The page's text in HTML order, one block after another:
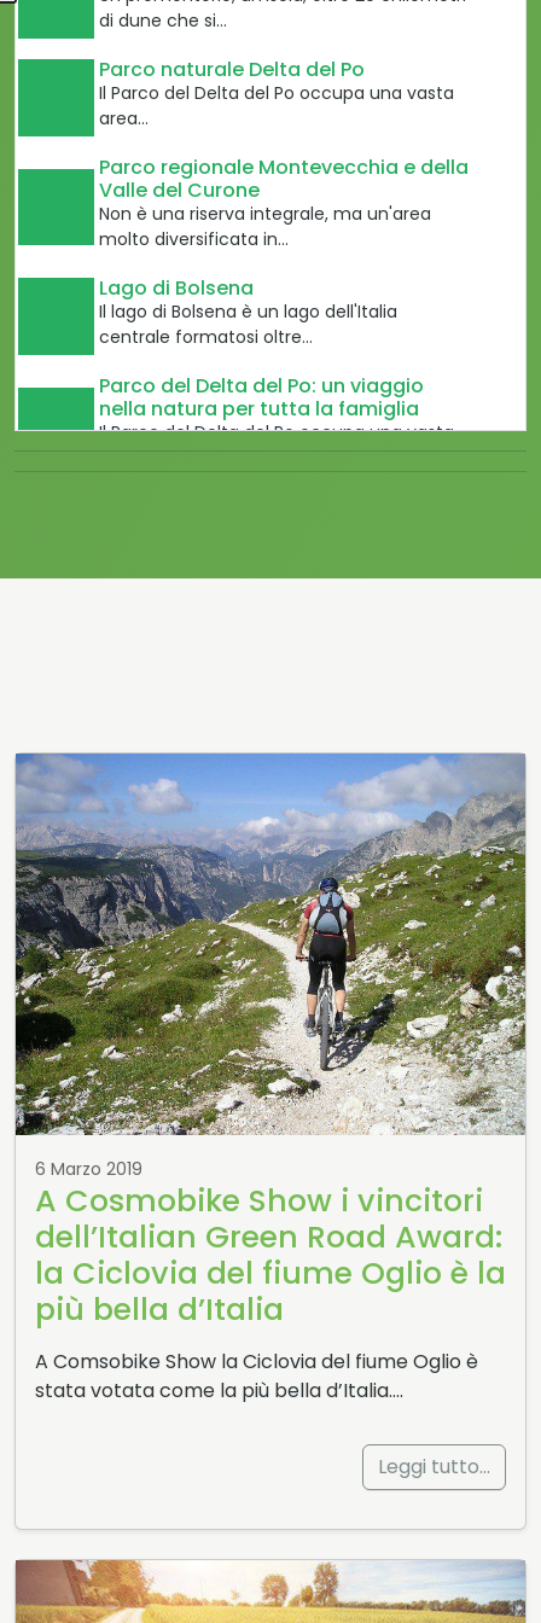
di dune che si…
Parco naturale Delta del Po
Il Parco del Delta del Po occupa una vasta
area…
Parco regionale Montevecchia e della
Valle del Curone
Non è una riserva integrale, ma un'area
molto diversificata in…
Lago di Bolsena
Il lago di Bolsena è un lago dell'Italia
centrale formatosi oltre…
Parco del Delta del Po: un viaggio
nella natura per tutta la famiglia
Il Parco del Delta del Po occupa una vasta
area…
Parco Regionale Costa Otranto -
S.Maria Leuca - Bosco Tricase
Il Parco naturale regionale Costa Otranto -
Santa Maria di Leuca…
Parco naturale Monte Tre Denti -
Freidour
Flora e fauna sono caratteristiche della
zona montana ed è…
Supervulcano del Sesia
Nel cuore delle Alpi occidentali si trova il
fossile di un…
Scoprite anche voi l’avventura
della Spiaggia della Chiesetta
Parco Nazionale Port Cros: il primo
parco marino in Europa
E' il secondo più vecchio parco nazionale
francese e, attualmente,…
Parco naturale Monte Cucco
Nella zona montana l'attività dell'uomo è
Parco naturale Collina di Superga
Il Parco fu istituito nel 1991 per tutelare e
Parco Regionale dell‘Appia Antica
Il Centro Visite si trova all'interno del Parco
dell‘Appia Antica…
6 Marzo 2019
A Cosmobike Show i vincitori
dell’Italian Green Road Award:
la Ciclovia del fiume Oglio è la
più bella d’Italia
A Comsobike Show la Ciclovia del fiume Oglio è
stata votata come la più bella d’Italia….
Leggi tutto…